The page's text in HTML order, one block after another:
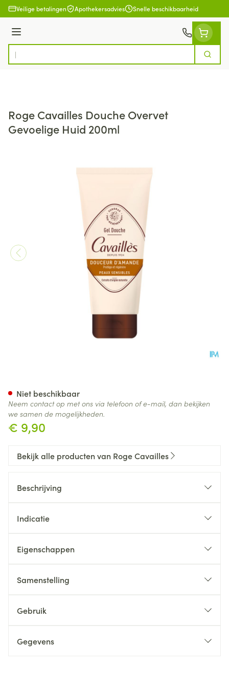
Ga naar de inhoud
Veilige betalingen Apothekersadvies Snelle beschikbaarheid
Menu
Product, merk, categorie...
Zoek
Roge Cavailles Douche Overvet
Gevoelige Huid 200ml
€ 9,90
Niet beschikbaar
Neem contact op met ons via telefoon of e-mail, dan bekijken
we samen de mogelijkheden.
Bekijk alle producten van Roge Cavailles
Beschrijving
Indicatie
Eigenschappen
Samenstelling
Gebruik
Gegevens